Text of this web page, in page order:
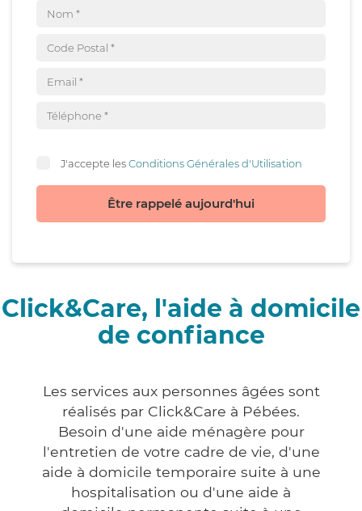
J'accepte lesConditions Générales d'Utilisation
Être rappelé aujourd'hui
Click&Care, l'aide à domicile
de confiance
Les services aux personnes âgées sont
réalisés par Click&Care à Pébées.
Besoin d'une aide ménagère pour
l'entretien de votre cadre de vie, d'une
aide à domicile temporaire suite à une
hospitalisation ou d'une aide à